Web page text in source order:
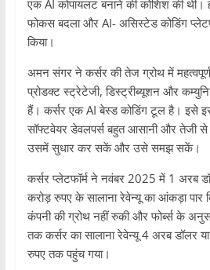
एक AI कोपायलट बनाने की कोशिश की थी।
फोकस बदला और AI- असिस्टेड कोडिंग
किया।
अमन संगर ने कर्सर की तेज ग्रोथ में महत्वपूर्ण
प्रोडक्ट स्ट्रेटेजी, डिस्ट्रीब्यूशन और
हैं। कर्सर एक AI बेस्ड कोडिंग टूल है। इसे इस
सॉफ्टवेयर डेवलपर्स बहुत आसानी और तेजी
उसमें सुधार कर सकें और उसे समझ सकें।
कर्सर प्लेटफॉर्म ने नवंबर 2025 में 1 अरब
करोड़ रुपए के सालाना रेवेन्यू का आंकड़ा पार
कंपनी की ग्रोथ नहीं रुकी और फोर्ब्स के
तक कर्सर का सालाना रेवेन्यू 4 अरब डॉलर
रुपए तक पहुंच गया।